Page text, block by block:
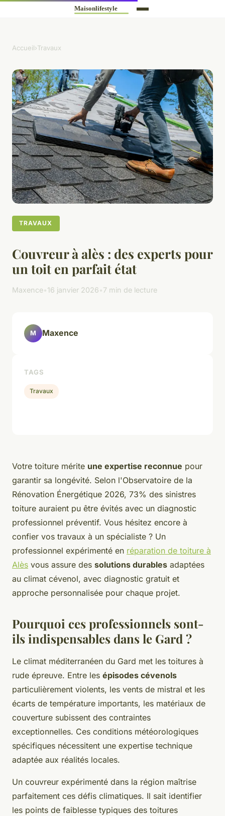
Accueil›Travaux
TRAVAUX
Couvreur à alès : des experts pour
un toit en parfait état
Maxence 16 janvier 2026 7 min de lecture
Votre toiture mérite une expertise reconnue pour
garantir sa longévité. Selon l'Observatoire de la
Rénovation Énergétique 2026, 73% des sinistres
toiture auraient pu être évités avec un diagnostic
professionnel préventif. Vous hésitez encore à
confier vos travaux à un spécialiste ? Un
professionnel expérimenté en réparation de toiture à
Alès vous assure des solutions durables adaptées
au climat cévenol, avec diagnostic gratuit et
approche personnalisée pour chaque projet.
Pourquoi ces professionnels sont-
ils indispensables dans le Gard ?
Le climat méditerranéen du Gard met les toitures à
rude épreuve. Entre les épisodes cévenols
particulièrement violents, les vents de mistral et les
écarts de température importants, les matériaux de
couverture subissent des contraintes
exceptionnelles. Ces conditions météorologiques
spécifiques nécessitent une expertise technique
adaptée aux réalités locales.
Un couvreur expérimenté dans la région maîtrise
parfaitement ces défis climatiques. Il sait identifier
les points de faiblesse typiques des toitures
M Maxence
TAGS
Travaux